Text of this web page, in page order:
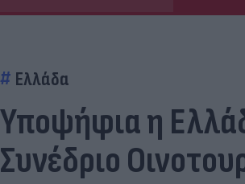
Ελλάδα
Υποψήφια η
Συνέδριο